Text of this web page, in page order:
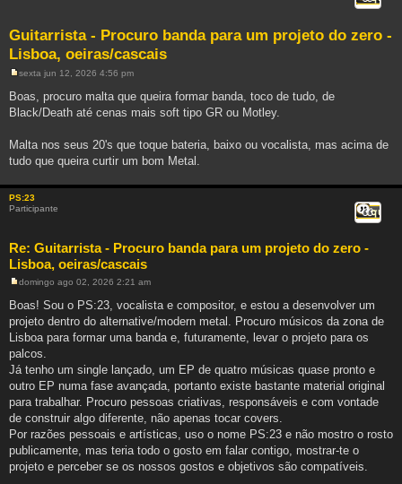
Guitarrista - Procuro banda para um projeto do zero -
Lisboa, oeiras/cascais
n
s
e
m
sexta jun 12, 2026 4:56 pm
Boas, procuro malta que queira formar banda, toco de tudo, de
Black/Death até cenas mais soft tipo GR ou Motley.
Malta nos seus 20's que toque bateria, baixo ou vocalista, mas acima de
tudo que queira curtir um bom Metal.
PS:23
Participante
Re: Guitarrista - Procuro banda para um projeto do zero -
Lisboa, oeiras/cascais
Citar
n
s
g
e
m
domingo ago 02, 2026 2:21 am
Boas! Sou o PS:23, vocalista e compositor, e estou a desenvolver um
projeto dentro do alternative/modern metal. Procuro músicos da zona de
Lisboa para formar uma banda e, futuramente, levar o projeto para os
palcos.
Já tenho um single lançado, um EP de quatro músicas quase pronto e
outro EP numa fase avançada, portanto existe bastante material original
para trabalhar. Procuro pessoas criativas, responsáveis e com vontade
de construir algo diferente, não apenas tocar covers.
Por razões pessoais e artísticas, uso o nome PS:23 e não mostro o rosto
publicamente, mas teria todo o gosto em falar contigo, mostrar-te o
projeto e perceber se os nossos gostos e objetivos são compatíveis.